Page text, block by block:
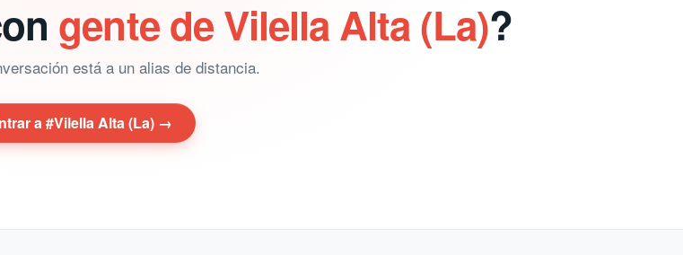
gente de Vilella Alta (La)?
está a un alias de distancia.
a #Vilella Alta (La) →